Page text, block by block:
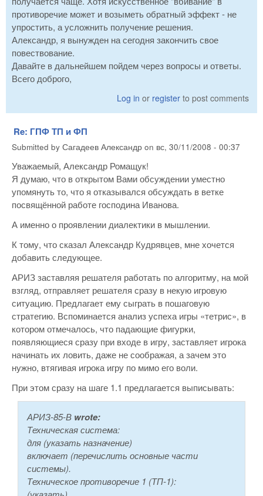
противоречие может и возыметь обратный эффект - не
упростить, а усложнить получение решения.
Александр, я вынужден на сегодня закончить свое
повествование.
Давайте в дальнейшем пойдем через вопросы и ответы.
Всего доброго,
Log in or register to post comments
Re: ГПФ ТП и ФП
Submitted by Сагадеев Александр on вс, 30/11/2008 - 00:37
Уважаемый, Александр Ромащук!
Я думаю, что в открытом Вами обсуждении уместно
упомянуть то, что я отказывался обсуждать в ветке
посвящённой работе господина Иванова.
А именно о проявлении диалектики в мышлении.
К тому, что сказал Александр Кудрявцев, мне хочется
добавить следующее.
АРИЗ заставляя решателя работать по алгоритму, на мой
взгляд, отправляет решателя сразу в некую игровую
ситуацию. Предлагает ему сыграть в пошаговую
стратегию. Вспоминается анализ успеха игры «тетрис», в
котором отмечалось, что падающие фигурки,
появляющиеся сразу при входе в игру, заставляет игрока
начинать их ловить, даже не соображая, а зачем это
нужно, втягивая игрока игру по мимо его воли.
При этом сразу на шаге 1.1 предлагается выписывать:
АРИЗ-85-В wrote:
Техническая система:
для (указать назначение)
включает (перечислить основные части
системы).
Техническое противоречие 1 (ТП-1):